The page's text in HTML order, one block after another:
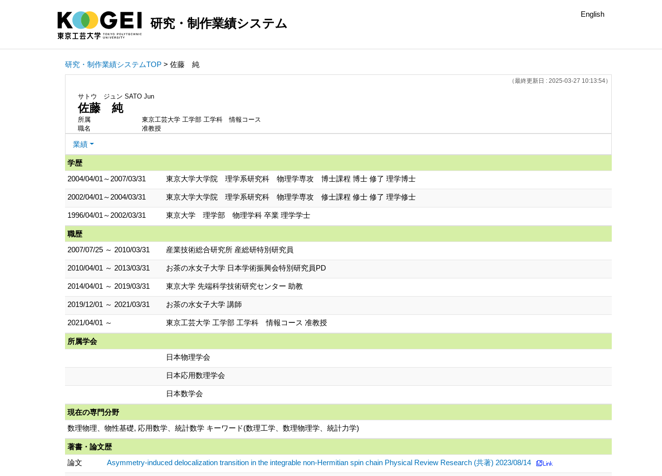
研究・制作業績システム
English
研究・制作業績システムTOP > 佐藤 純
（最終更新日 : 2025-03-27 10:13:54）
サトウ ジュン SATO Jun
佐藤 純
所属
東京工芸大学 工学部 工学科 情報コース
職名
准教授
業績
学歴
2004/04/01～2007/03/31
東京大学大学院 理学系研究科 物理学専攻 博士課程 博士 修了 理学博士
2002/04/01～2004/03/31 東京大学大学院 理学系研究科 物理学専攻 修士課程 修士 修了 理学修士
1996/04/01～2002/03/31 東京大学 理学部 物理学科 卒業 理学学士
職歴
2007/07/25 ～ 2010/03/31
産業技術総合研究所 産総研特別研究員
2010/04/01 ～ 2013/03/31 お茶の水女子大学 日本学術振興会特別研究員PD
2014/04/01 ～ 2019/03/31 東京大学 先端科学技術研究センター 助教
2019/12/01 ～ 2021/03/31 お茶の水女子大学 講師
2021/04/01 ～ 東京工芸大学 工学部 工学科 情報コース 准教授
所属学会
日本物理学会
日本応用数理学会
日本数学会
現在の専門分野
数理物理、物性基礎, 応用数学、統計数学 キーワード(数理工学、数理物理学、統計力学)
著書・論文歴
論文
Asymmetry-induced delocalization transition in the integrable non-Hermitian spin chain Physical Review Research (共著) 2023/08/14